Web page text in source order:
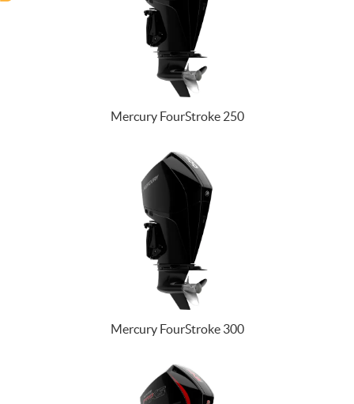
Mercury FourStroke 250
Mercury FourStroke 300